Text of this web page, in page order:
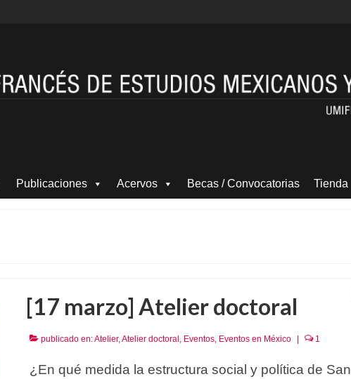
Publicaciones Acervos Becas / Convocatorias Tienda
[17 marzo] Atelier doctoral
publicado en:Atelier, Atelier doctoral Eventos, Eventos en México | 1
¿En qué medida la estructura social y política de San